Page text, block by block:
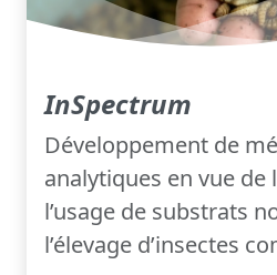
InSpectrum
Développement de
analytiques en vue de
l’usage de substrats
l’élevage d’insectes